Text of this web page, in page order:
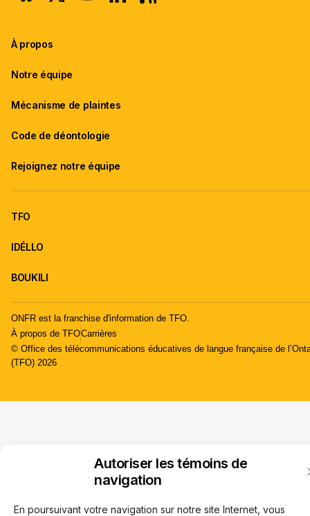
Autoriser les témoins de
navigation
En poursuivant votre navigation sur notre site Internet, vous
À propos
Notre équipe
Mécanisme de plaintes
Code de déontologie
Rejoignez notre équipe
TFO
IDÉLLO
BOUKILI
ONFR est la franchise d'information de TFO.
À propos de TFOCarrières
© Office des télécommunications éducatives de langue française de
(TFO) 2026